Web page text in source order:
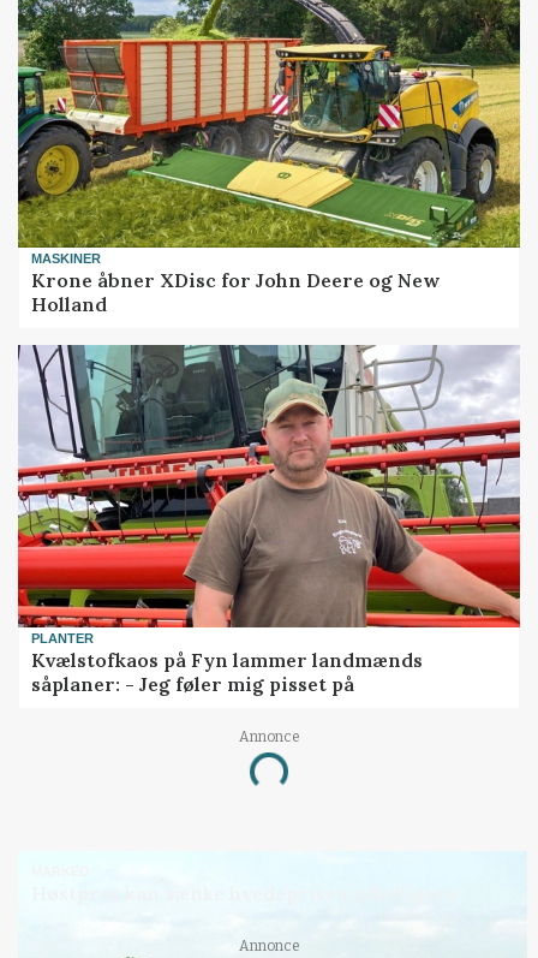
MASKINER
Krone åbner XDisc for John Deere og New
Holland
PLANTER
Kvælstofkaos på Fyn lammer landmænds
såplaner: - Jeg føler mig pisset på
Annonce
Loading...
Annonce